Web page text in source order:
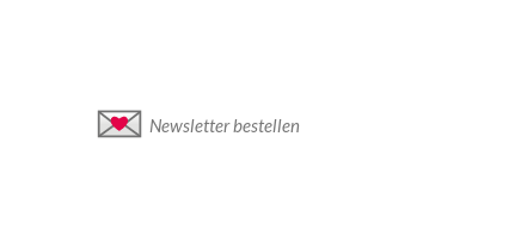
Newsletter bestellen